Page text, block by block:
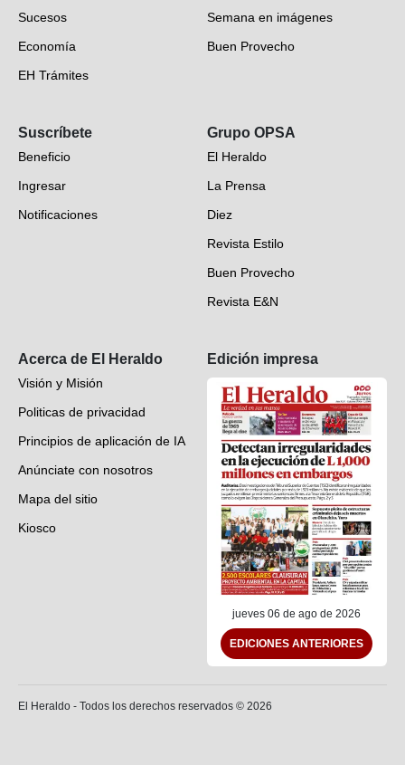
Sucesos
Economía
EH Trámites
EH Verifica
Fotogalerías
Deportes
Videos
Semana en imágenes
Buen Provecho
Suscríbete
Beneficio
Ingresar
Notificaciones
Grupo OPSA
El Heraldo
La Prensa
Diez
Revista Estilo
Buen Provecho
Revista E&N
Acerca de El Heraldo
Visión y Misión
Politicas de privacidad
Principios de aplicación de IA
Anúnciate con nosotros
Mapa del sitio
Kiosco
Edición impresa
jueves 06 de ago de 2026
EDICIONES ANTERIORES
El Heraldo - Todos los derechos reservados © 2026